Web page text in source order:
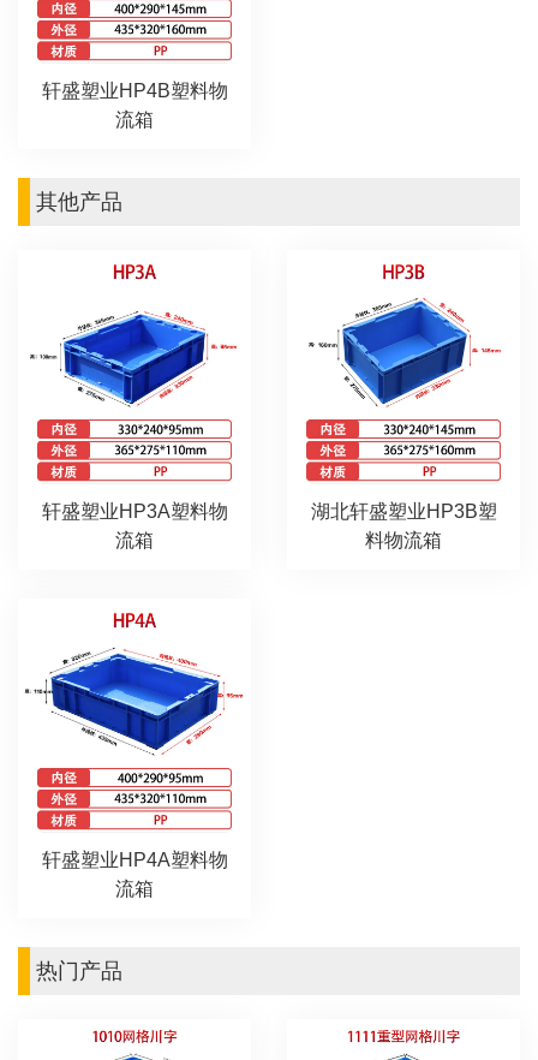
轩盛塑业HP4B塑料物
流箱
其他产品
轩盛塑业HP3A塑料物
流箱
湖北轩盛塑业HP3B塑
料物流箱
轩盛塑业HP4A塑料物
流箱
热门产品